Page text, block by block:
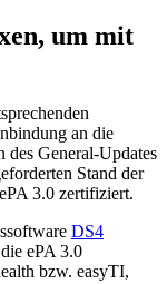
um mit
an die
General-Updates
Stand der
3.0 zertifiziert.
DS4
ePA 3.0
bzw. easyTI,